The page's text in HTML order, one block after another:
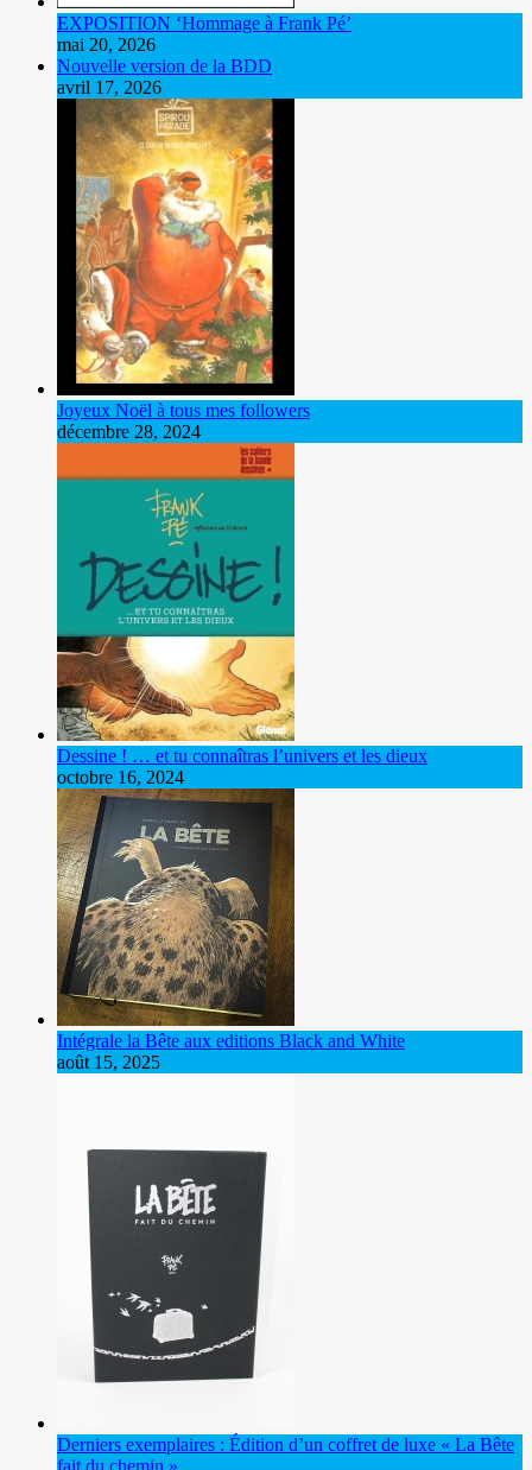
EXPOSITION ‘Hommage à Frank Pé’
mai 20, 2026
Nouvelle version de la BDD
avril 17, 2026
Joyeux Noël à tous mes followers
décembre 28, 2024
Dessine ! … et tu connaîtras l’univers et les dieux
octobre 16, 2024
Intégrale la Bête aux editions Black and White
août 15, 2025
Derniers exemplaires : Édition d’un coffret de luxe « La Bête
fait du chemin »